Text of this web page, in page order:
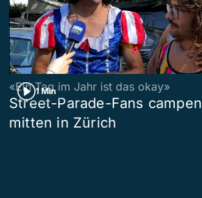
1 Min
«Ein Tag im Jahr ist das okay»
Street-Parade-Fans campen
mitten in Zürich